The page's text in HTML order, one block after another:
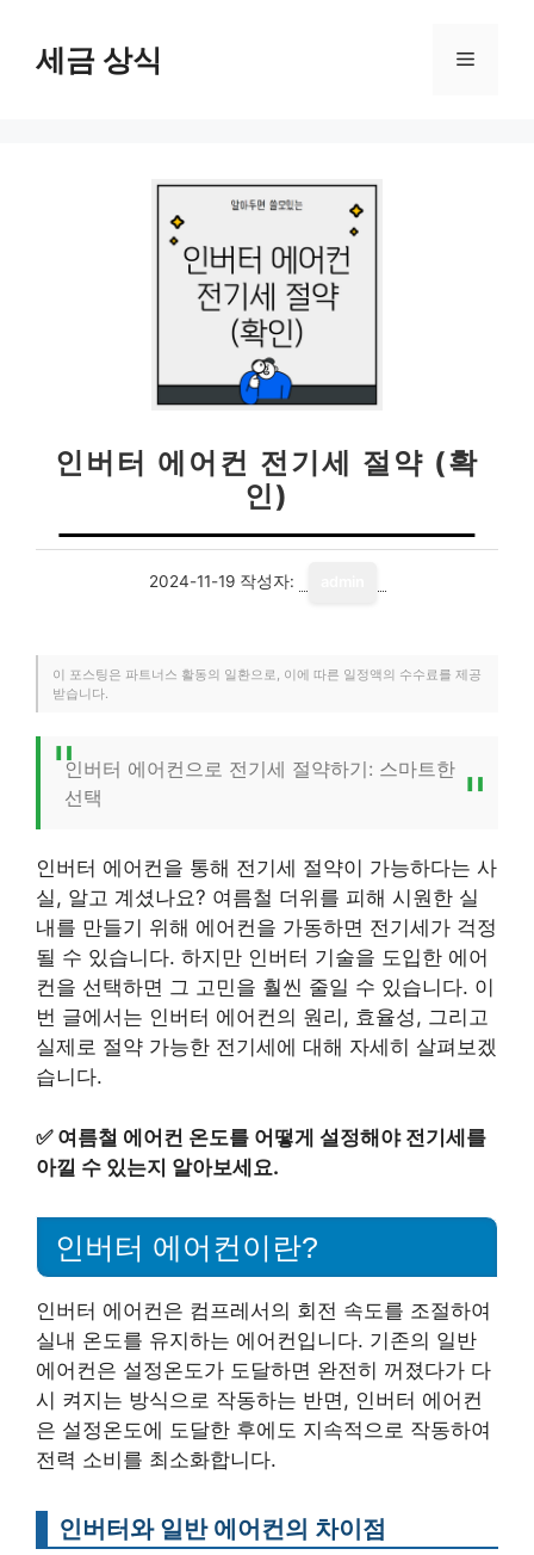
세금 상식 메
인버터 에어컨 전기세 절약 (확
인)
2024-11-19 작성자:
이 포스팅은 파트너스 활동의 일환으로, 이에 따른 일정액의 수수료를 제공
받습니다.
인버터 에어컨으로 전기세 절약하기: 스마트한
선택
인버터 에어컨을 통해 전기세 절약이 가능하다는 사
실, 알고 계셨나요? 여름철 더위를 피해 시원한 실
내를 만들기 위해 에어컨을 가동하면 전기세가 걱정
될 수 있습니다. 하지만 인버터 기술을 도입한 에어
컨을 선택하면 그 고민을 훨씬 줄일 수 있습니다. 이
번 글에서는 인버터 에어컨의 원리, 효율성, 그리고
실제로 절약 가능한 전기세에 대해 자세히 살펴보겠
습니다.
✅ 여름철 에어컨 온도를 어떻게 설정해야 전기세를
아낄 수 있는지 알아보세요.
인버터 에어컨이란?
인버터 에어컨은 컴프레서의 회전 속도를 조절하여
실내 온도를 유지하는 에어컨입니다. 기존의 일반
에어컨은 설정온도가 도달하면 완전히 꺼졌다가 다
시 켜지는 방식으로 작동하는 반면, 인버터 에어컨
은 설정온도에 도달한 후에도 지속적으로 작동하여
전력 소비를 최소화합니다.
인버터와 일반 에어컨의 차이점